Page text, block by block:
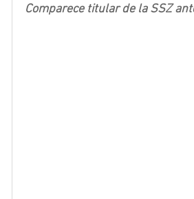
Comparece titular de la SSZ